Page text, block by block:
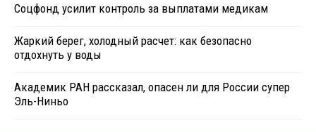
Соцфонд усилит контроль за выплатами медикам
Жаркий берег, холодный расчет: как безопасно
отдохнуть у воды
Академик РАН рассказал, опасен ли для России супер
Эль-Ниньо